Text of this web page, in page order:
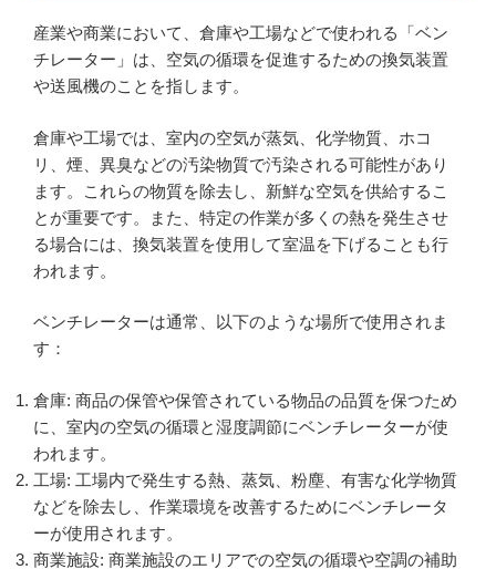
産業や商業において、倉庫や工場などで使われる「ベン
チレーター」は、空気の循環を促進するための換気装置
や送風機のことを指します。
倉庫や工場では、室内の空気が蒸気、化学物質、ホコ
リ、煙、異臭などの汚染物質で汚染される可能性があり
ます。これらの物質を除去し、新鮮な空気を供給するこ
とが重要です。また、特定の作業が多くの熱を発生させ
る場合には、換気装置を使用して室温を下げることも行
われます。
ベンチレーターは通常、以下のような場所で使用されま
す：
倉庫: 商品の保管や保管されている物品の品質を保つため
に、室内の空気の循環と湿度調節にベンチレーターが使
われます。
工場: 工場内で発生する熱、蒸気、粉塵、有害な化学物質
などを除去し、作業環境を改善するためにベンチレータ
ーが使用されます。
商業施設: 商業施設のエリアでの空気の循環や空調の補助